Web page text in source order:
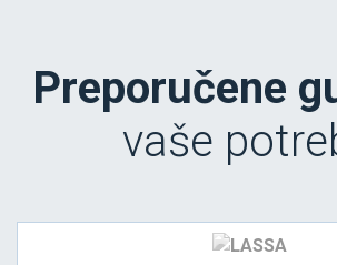
Preporučene
vaše